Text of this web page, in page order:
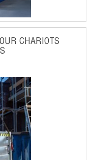
CHARIOTS